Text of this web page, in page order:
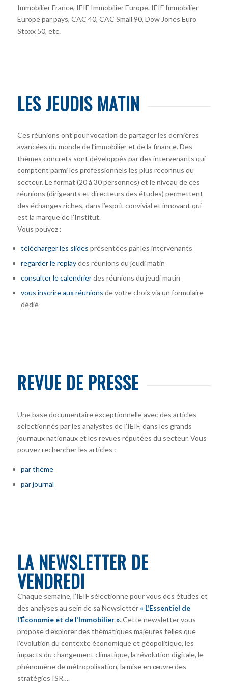
Immobilier France, IEIF Immobilier Europe, IEIF Immobilier
Europe par pays, CAC 40, CAC Small 90, Dow Jones Euro
Stoxx 50, etc.
LES JEUDIS MATIN
Ces réunions ont pour vocation de partager les dernières
avancées du monde de l’immobilier et de la finance. Des
thèmes concrets sont développés par des intervenants qui
comptent parmi les professionnels les plus reconnus du
secteur. Le format (20 à 30 personnes) et le niveau de ces
réunions (dirigeants et directeurs des études) permettent
des échanges riches, dans l’esprit convivial et innovant qui
est la marque de l’Institut.
Vous pouvez :
télécharger les slides présentées par les intervenants
regarder le replaydes réunions du jeudi matin
consulter le calendrierdes réunions du jeudi matin
vous inscrire aux réunions de votre choix via un formulaire
dédié
REVUE DE PRESSE
Une base documentaire exceptionnelle avec des articles
sélectionnés par les analystes de l’IEIF, dans les grands
journaux nationaux et les revues réputées du secteur. Vous
pouvez rechercher les articles :
par thème
par journal
LA NEWSLETTER DE
VENDREDI
Chaque semaine, l’IEIF sélectionne pour vous des études et
des analyses au sein de sa Newsletter « L’Essentiel de
l’Économie et de l’Immobilier ». Cette newsletter vous
propose d’explorer des thématiques majeures telles que
l’évolution du contexte économique et géopolitique, les
impacts du changement climatique, la révolution digitale, le
phénomène de métropolisation, la mise en œuvre des
stratégies ISR….